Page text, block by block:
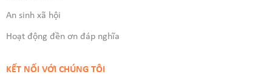
An sinh xã hội
Hoạt động đền ơn đáp nghĩa
KẾT NỐI VỚI CHÚNG TÔI